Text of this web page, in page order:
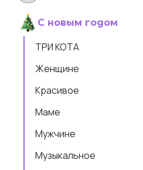
С новым годом
ТРИ КОТА
Женщине
Красивое
Маме
Мужчине
Музыкальное